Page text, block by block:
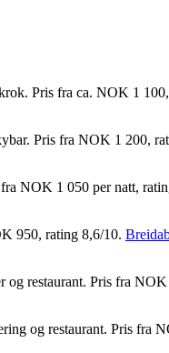
Pris fra ca. NOK 1
Pris fra NOK 1 200,
NOK 1 050 per natt,
950, rating 8,6/10.
og restaurant. Pris fra
og restaurant. Pris fra